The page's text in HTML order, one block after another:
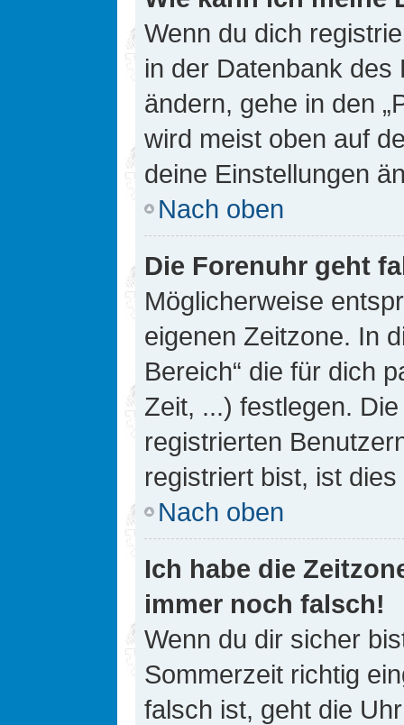
Wenn du dich
in der Datenbank
ändern, gehe in den
wird meist oben auf
deine Einstellungen
Nach oben
Die Forenuhr geht
Möglicherweise
eigenen Zeitzone. In
Bereich“ die für dich
Zeit, ...) festlegen.
registrierten
registriert bist, ist
Nach oben
Ich habe die
immer noch falsch!
Wenn du dir sicher
Sommerzeit richtig
falsch ist, geht die